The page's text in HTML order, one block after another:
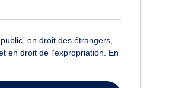
en droit des étrangers,
en droit de l'expropriation. En